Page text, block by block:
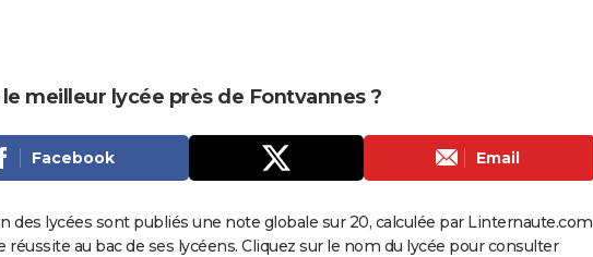
meilleur lycée près de Fontvannes ?
Facebook Email
des lycées sont publiés une note globale sur 20, calculée par Linternaute.com
réussite au bac de ses lycéens. Cliquez sur le nom du lycée pour consulter